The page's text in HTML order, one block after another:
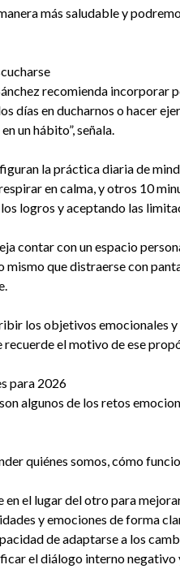
más saludable y
recomienda incorporar
días en ducharnos o hacer
un hábito”, señala.
la práctica diaria de
en calma, y otros 10
logros y aceptando las
contar con un espacio
mismo que distraerse con
los objetivos emocionales
recuerde el motivo de ese
para 2026
algunos de los retos
quiénes somos, cómo
en el lugar del otro para
y emociones de forma
de adaptarse a los
el diálogo interno